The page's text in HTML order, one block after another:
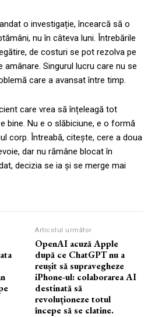
o investigație, încearcă să o
nu în câteva luni. Întrebările
de costuri se pot rezolva pe
Singurul lucru care nu se
care a avansat între timp.
care vrea să înțeleagă tot
bine. Nu e o slăbiciune, e o formă
corp. Întreabă, citește, cere a doua
dar nu rămâne blocat în
decizia se ia și se merge mai
Articolul următor
OpenAI acuză Apple
după ce ChatGPT nu a
reușit să supravegheze
iPhone-ul: colaborarea AI
destinată să
revoluționeze totul
începe să se clatine.